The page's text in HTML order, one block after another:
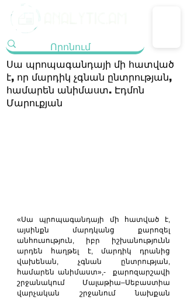
Սա պրոպագանդայի մի հատված
է, որ մարդիկ չգնան ընտրության,
համարեն անիմաստ. Էդմոն
Մարուքյան
«Սա պրոպագանդայի մի հատված է,
այսինքն մարդկանց քարոզել
անհուսություն, իբր իշխանությունն
արդեն հաղթել է, մարդիկ դրանից
վախենան, չգնան ընտրության,
համարեն անիմաստ»,-  քարոզարշավի
շրջանակում Մալաթիա–Սեբաստիա
վարչական շրջանում նախքան